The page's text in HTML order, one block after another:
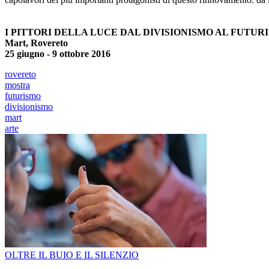
I PITTORI DELLA LUCE DAL DIVISIONISMO AL
Mart, Rovereto
25 giugno - 9 ottobre 2016
rovereto
mostra
futurismo
divisionismo
mart
arte
OLTRE IL BUIO E IL SILENZIO